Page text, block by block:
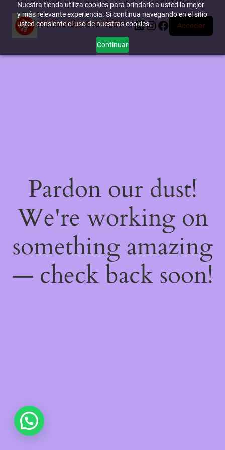
Nuestra tienda utiliza cookies para brindarle a usted la mejor
y más relevante experiencia. Si continua navegando en el sitio
usted consiente el uso de nuestras cookies.
Continuar
miTienda-e.online LinkedIn
Instagram
Facebook
Acceder
Pardon our dust!
We're working on
something amazing
— check back soon!